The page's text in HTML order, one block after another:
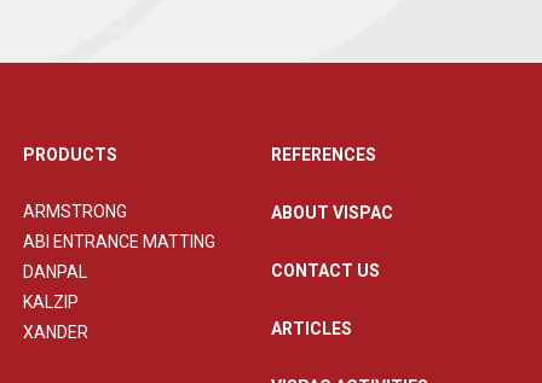
PRODUCTS
ARMSTRONG
ABI ENTRANCE MATTING
DANPAL
KALZIP
XANDER
REFERENCES
ABOUT VISPAC
CONTACT US
ARTICLES